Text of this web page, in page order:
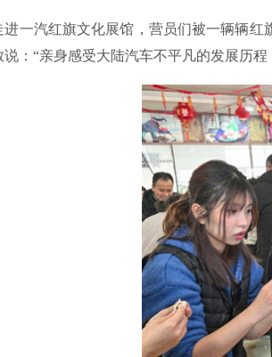
汽红旗文化展馆，营员们被一辆辆红
说：“亲身感受大陆汽车不平凡的发展历程